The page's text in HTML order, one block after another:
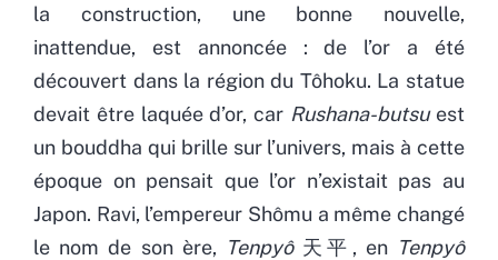
la construction, une bonne nouvelle,
inattendue, est annoncée : de l’or a été
découvert dans la région du Tôhoku. La statue
devait être laquée d’or, car Rushana-butsuest
un bouddha qui brille sur l’univers, mais à cette
époque on pensait que l’or n’existait pas au
Japon. Ravi, l’empereur Shômu a même changé
le nom de son ère, Tenpyô天平, en Tenpyô